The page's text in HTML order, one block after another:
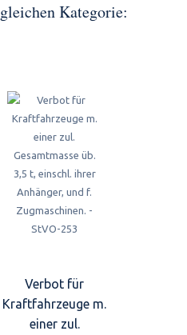
Kategorie:
Verbot für
Kraftfahrzeuge m.
einer zul.